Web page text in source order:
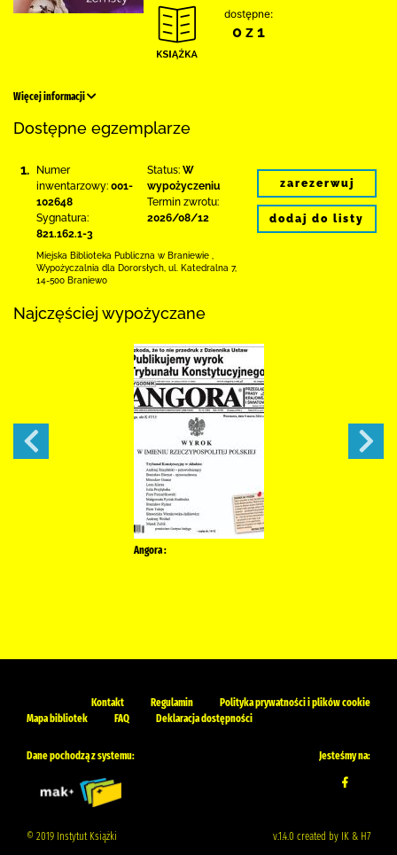
dostępne:
0 z 1
Więcej informacji
Dostępne egzemplarze
1.
Numer
inwentarzowy: 001-
102648
Sygnatura:
821.162.1-3
Status: W
wypożyczeniu
Termin zwrotu:
2026/08/12
Miejska Biblioteka Publiczna w Braniewie
Wypożyczalnia dla Dororsłych, ul. Katedralna 7,
14-500 Braniewo
zarezerwuj
dodaj do listy
Najczęściej wypożyczane
Angora :
Kontakt Regulamin
Polityka prywatności i plików cookie
Mapa bibliotek
FAQ Deklaracja dostępności
Dane pochodzą z systemu: Jesteśmy na:
© 2019 Instytut Książki v.1.4.0 created by IK & H7